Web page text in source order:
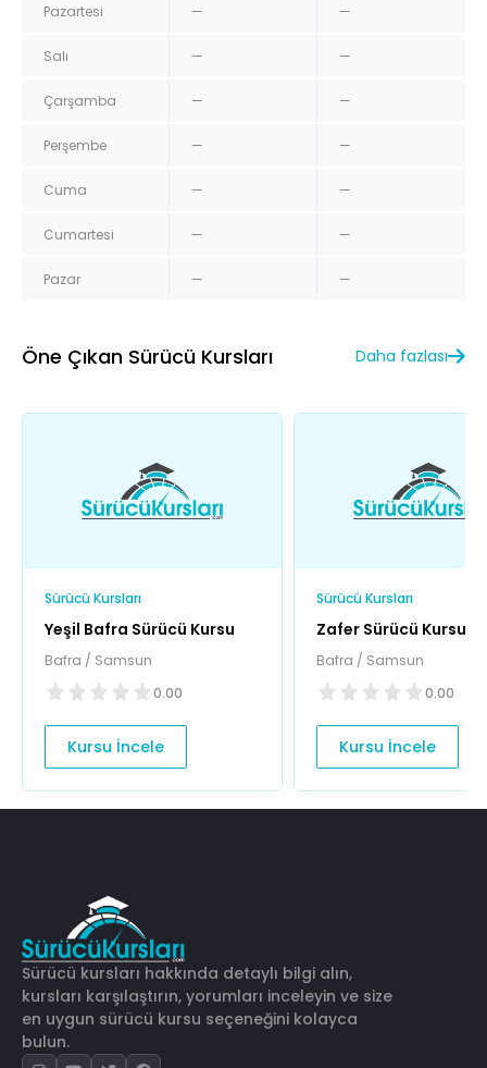
Pazartesi — —
Salı — —
Çarşamba — —
Perşembe — —
Cuma — —
Cumartesi — —
Pazar — —
Öne Çıkan Sürücü Kursları Daha fazlası
Sürücü Kursları
Yeşil Bafra Sürücü Kursu
Bafra / Samsun
0.00
Kursu İncele
Sürücü Kursları
Zafer Sürücü Kursu
Bafra / Samsun
0.00
Kursu İncele
Sürücü kursları hakkında detaylı bilgi alın,
kursları karşılaştırın, yorumları inceleyin ve size
en uygun sürücü kursu seçeneğini kolayca
bulun.